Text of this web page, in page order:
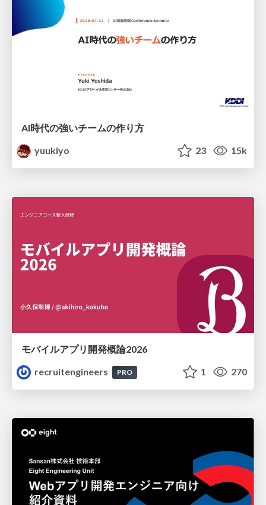
AI時代の強いチームの作り方
yuukiyo
23 15k
モバイルアプリ開発概論2026
recruitengineers
PRO 1 270